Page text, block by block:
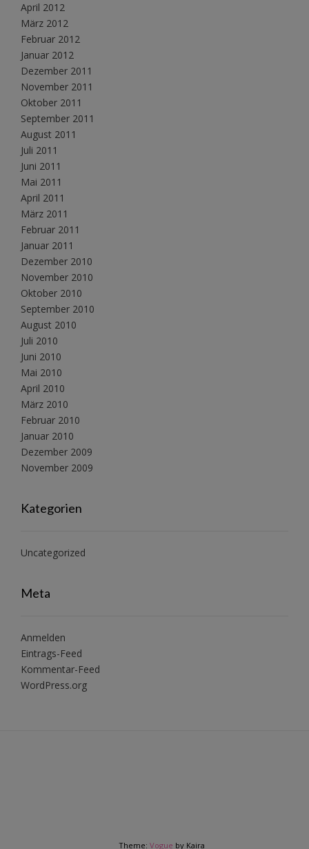
April 2012
März 2012
Februar 2012
Januar 2012
Dezember 2011
November 2011
Oktober 2011
September 2011
August 2011
Juli 2011
Juni 2011
Mai 2011
April 2011
März 2011
Februar 2011
Januar 2011
Dezember 2010
November 2010
Oktober 2010
September 2010
August 2010
Juli 2010
Juni 2010
Mai 2010
April 2010
März 2010
Februar 2010
Januar 2010
Dezember 2009
November 2009
Kategorien
Uncategorized
Meta
Anmelden
Eintrags-Feed
Kommentar-Feed
WordPress.org
Theme: Vogue by Kaira